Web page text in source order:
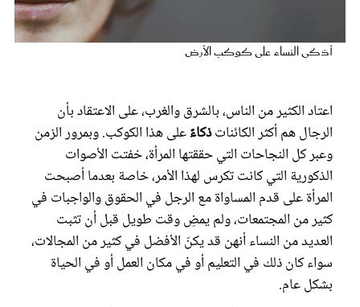
أذكى النساء على كوكب الأرض
اعتاد الكثير من الناس، بالشرق والغرب، على الاعتقاد بأن
الرجال هم أكثر الكائناتذكاءًعلى هذا الكوكب. وبمرور الزمن
وعبر كل النجاحات التي حققتها المرأة، خفتت الأصوات
الذكورية التي كانت تكرس لهذا الأمر، خاصة بعدما أصبحت
المرأة على قدم المساواة مع الرجل في الحقوق والواجبات في
كثير من المجتمعات، ولم يمضِ وقت طويل قبل أن تثبت
العديد من النساء أنهن قد يكنّ الأفضل في كثير من المجالات،
سواء كان ذلك في التعليم أو في مكان العمل أو في الحياة
بشكل عام.
مجلة سيدتي
غلاف رفمي